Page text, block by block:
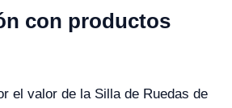
con productos
el valor de la Silla de Ruedas de